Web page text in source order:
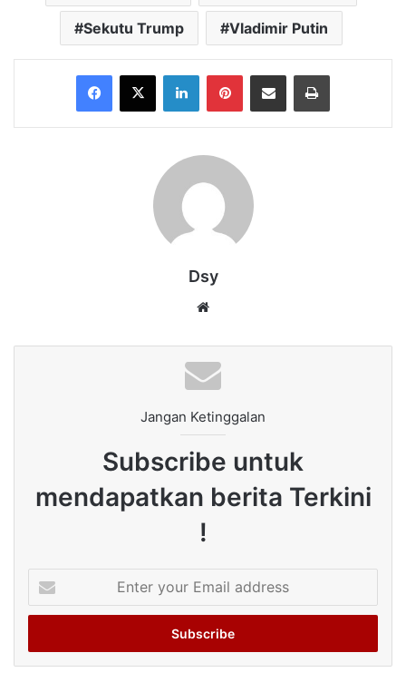
Sekutu Trump Vladimir Putin
Facebook
X LinkedInPinterestShare via Email Print
Dsy
Jangan Ketinggalan
Subscribe untuk
mendapatkan berita Terkini
!
your
Email